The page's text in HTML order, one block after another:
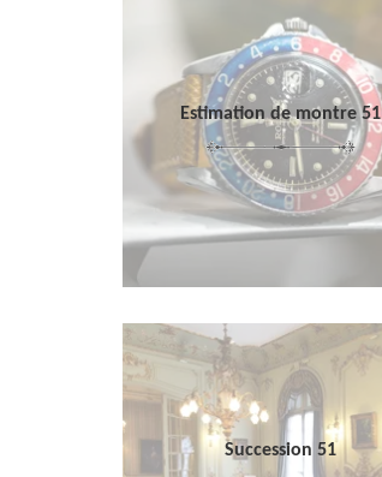
Estimation de montre 51
Succession 51